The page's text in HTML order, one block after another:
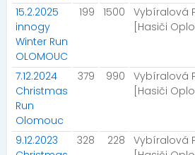
15.2.2025
innogy
Winter Run
OLOMOUC
199 1500
[Hasiči Oplocany]
7.12.2024
Christmas
Run
Olomouc
379 990
[Hasiči Oplocany]
9.12.2023
328 228